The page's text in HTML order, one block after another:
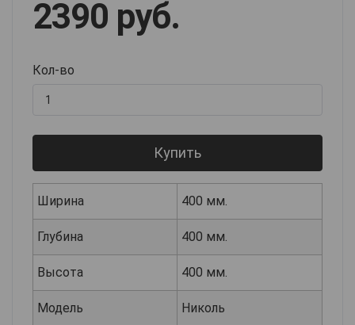
2390 руб.
Кол-во
Купить
Ширина 400 мм.
Глубина 400 мм.
Высота 400 мм.
Модель Николь